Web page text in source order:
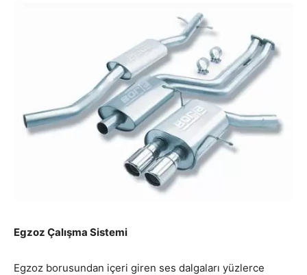
Egzoz Çalışma Sistemi
Egzoz borusundan içeri giren ses dalgaları yüzlerce